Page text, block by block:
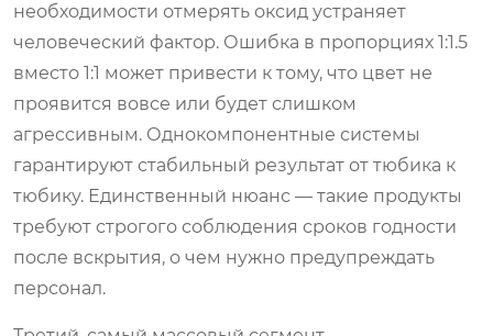
необходимости отмерять оксид устраняет
человеческий фактор. Ошибка в пропорциях 1:1.5
вместо 1:1 может привести к тому, что цвет не
проявится вовсе или будет слишком
агрессивным. Однокомпонентные системы
гарантируют стабильный результат от тюбика к
тюбику. Единственный нюанс — такие продукты
требуют строгого соблюдения сроков годности
после вскрытия, о чем нужно предупреждать
персонал.